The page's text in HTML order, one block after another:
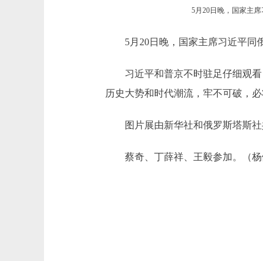
5月20日晚，国家主
5月20日晚，国家主席习近平同俄
习近平和普京不时驻足仔细观看
历史大势和时代潮流，牢不可破，
图片展由新华社和俄罗斯塔斯社
蔡奇、丁薛祥、王毅参加。（杨